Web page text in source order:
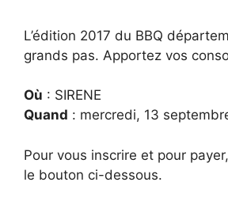
L’édition 2017 du BBQ
grands pas. Apportez vos
Où : SIRENE
Quand : mercredi, 13
Pour vous inscrire et pour
le bouton ci-dessous.